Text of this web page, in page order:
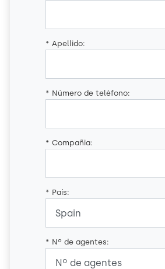
* Apellido:
* Número de telèfono:
* Compañia:
* País:
* Nº de agentes: